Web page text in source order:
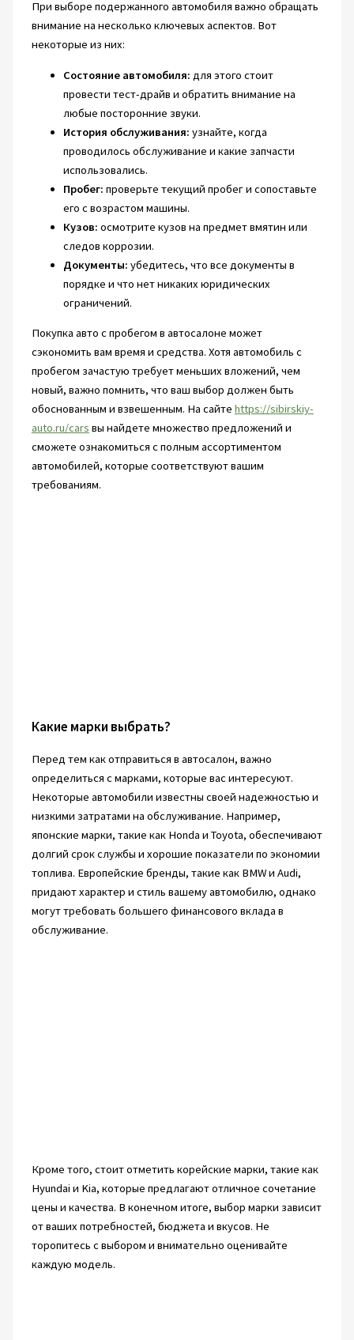
При выборе подержанного автомобиля важно обращать
внимание на несколько ключевых аспектов. Вот
некоторые из них:
Состояние автомобиля: для этого стоит
провести тест-драйв и обратить внимание на
любые посторонние звуки.
История обслуживания: узнайте, когда
проводилось обслуживание и какие запчасти
использовались.
Пробег: проверьте текущий пробег и сопоставьте
его с возрастом машины.
Кузов: осмотрите кузов на предмет вмятин или
следов коррозии.
Документы: убедитесь, что все документы в
порядке и что нет никаких юридических
ограничений.
Покупка авто с пробегом в автосалоне может
сэкономить вам время и средства. Хотя автомобиль с
пробегом зачастую требует меньших вложений, чем
новый, важно помнить, что ваш выбор должен быть
обоснованным и взвешенным. На сайте https://sibirskiy-
auto.ru/cars вы найдете множество предложений и
сможете ознакомиться с полным ассортиментом
автомобилей, которые соответствуют вашим
требованиям.
Какие марки выбрать?
Перед тем как отправиться в автосалон, важно
определиться с марками, которые вас интересуют.
Некоторые автомобили известны своей надежностью и
низкими затратами на обслуживание. Например,
японские марки, такие как Honda и Toyota, обеспечивают
долгий срок службы и хорошие показатели по экономии
топлива. Европейские бренды, такие как BMW и Audi,
придают характер и стиль вашему автомобилю, однако
могут требовать большего финансового вклада в
обслуживание.
Кроме того, стоит отметить корейские марки, такие как
Hyundai и Kia, которые предлагают отличное сочетание
цены и качества. В конечном итоге, выбор марки зависит
от ваших потребностей, бюджета и вкусов. Не
торопитесь с выбором и внимательно оценивайте
каждую модель.